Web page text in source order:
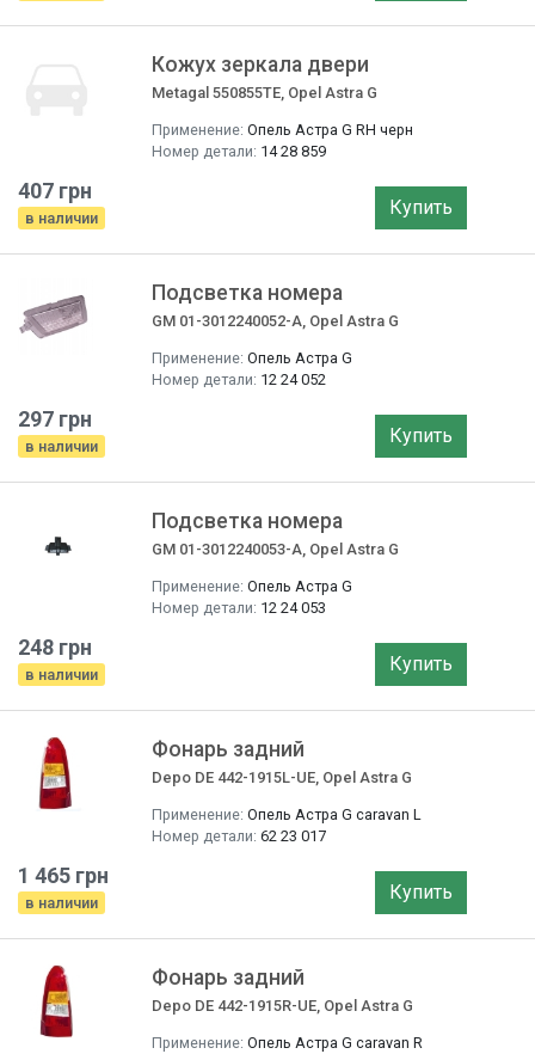
Кожух зеркала двери
Metagal 550855TE, Opel Astra G
Применение: Опель Астра G RH черн
Номер детали: 14 28 859
407 грн
в наличии Купить
Подсветка номера
GM 01-3012240052-A, Opel Astra G
Применение: Опель Астра G
Номер детали: 12 24 052
297 грн
в наличии Купить
Подсветка номера
GM 01-3012240053-A, Opel Astra G
Применение: Опель Астра G
Номер детали: 12 24 053
248 грн
в наличии Купить
Фонарь задний
Depo DE 442-1915L-UE, Opel Astra G
Применение: Опель Астра G caravan L
Номер детали: 62 23 017
1 465 грн
в наличии Купить
Фонарь задний
Depo DE 442-1915R-UE, Opel Astra G
Применение: Опель Астра G caravan R